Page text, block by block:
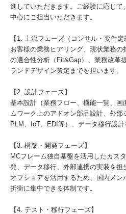
進していただきます。ご経験に応じて
中心にご担当いただきます。
【1. 上流フェーズ（コンサル・要件定
お客様の業務ヒアリング、現状業務の
の適合性分析（Fit&Gap）、業務改革
ランドデザイン策定までを担います。
【2. 設計フェーズ】
基本設計（業務フロー、機能一覧、画
ムワーク上のアドオン部品設計、外部
PLM、IoT、EDI等）、データ移行設計
【3. 構築・開発フェーズ】
MCフレーム独自基盤を活用したカス
発、データ移行、外部連携の実装を担
オフショアを活用するため、国内メ
折衝に集中できる体制です。
【4. テスト・移行フェーズ】